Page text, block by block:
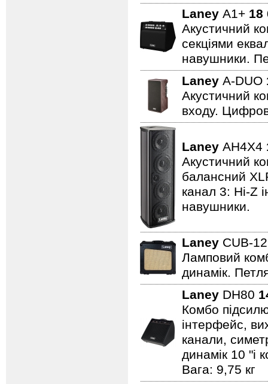
Laney A1+ 18
Акустичний
секціями
навушники.
Laney A-DUO
Акустичний
входу.
Laney AH4X4
Акустичний
балансний
канал 3: Hi-Z
навушники.
Laney CUB-
Ламповий
динамік.
Laney DH80
Комбо
інтерфейс,
канали,
динамік 10 "і
Вага: 9,75 кг